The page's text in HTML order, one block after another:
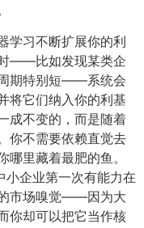
学习不断扩展你的利
——比如发现某类企
期特别短——系统会
将它们纳入你的利基
成不变的，而是随着
你不需要依赖直觉去
里藏着最肥的鱼。
小企业第一次有能力在
市场嗅觉——因为大
你却可以把它当作核